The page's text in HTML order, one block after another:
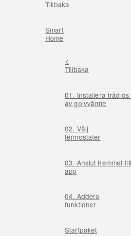
Tillbaka
Smart
Home
<
Tillbaka
01. Installera trådlös
av golvvärme
02. Välj
termostater
03. Anslut hemmet till
app
04. Addera
funktioner
Startpaket